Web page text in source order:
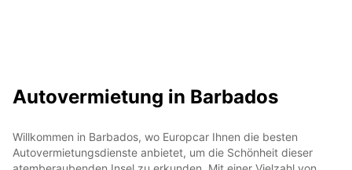
Autovermietung in Barbados
Willkommen in Barbados, wo Europcar Ihnen die besten
Autovermietungsdienste anbietet, um die Schönheit dieser